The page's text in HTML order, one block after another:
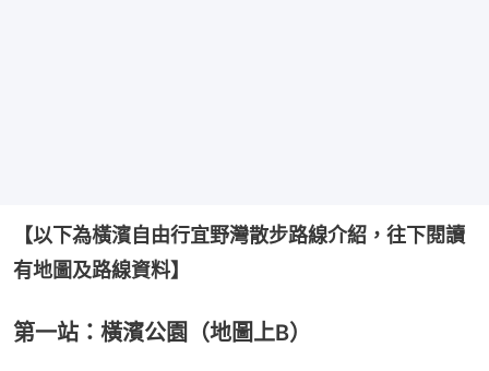
【以下為橫濱自由行宜野灣散步路線介紹，往下閱讀
有地圖及路線資料】
第一站：橫濱公園（地圖上B）